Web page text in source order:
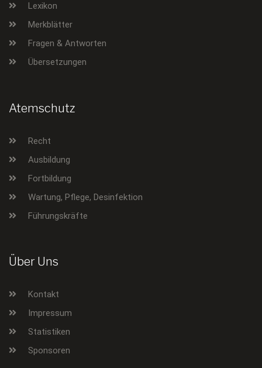
Lexikon
Merkblätter
Fragen & Antworten
Übersetzungen
Atemschutz
Recht
Ausbildung
Fortbildung
Wartung, Pflege, Desinfektion
Führungskräfte
Über Uns
Kontakt
Impressum
Statistiken
Sponsoren